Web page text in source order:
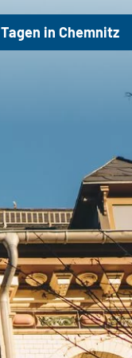
Tagen in Chemnitz